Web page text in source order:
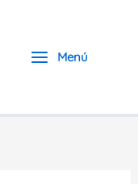
Menú